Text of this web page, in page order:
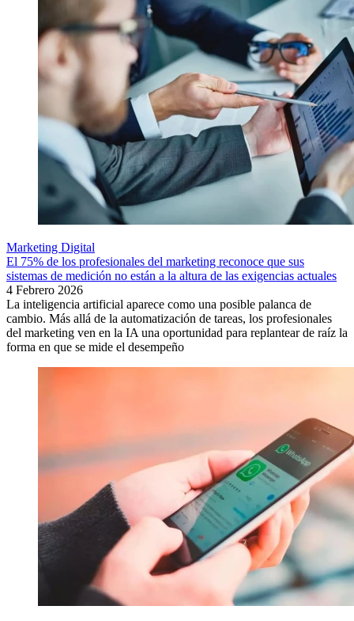
Marketing Digital
El 75% de los profesionales del marketing reconoce que sus
sistemas de medición no están a la altura de las exigencias actuales
4 Febrero 2026
La inteligencia artificial aparece como una posible palanca de
cambio. Más allá de la automatización de tareas, los profesionales
del marketing ven en la IA una oportunidad para replantear de raíz la
forma en que se mide el desempeño